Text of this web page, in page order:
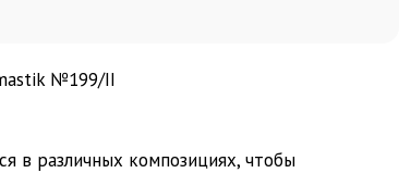
№199/II
в различных композициях, чтобы